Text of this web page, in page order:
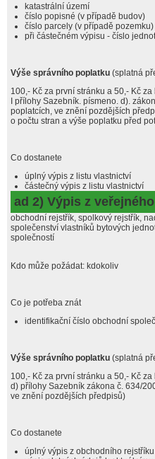
katastrální území
číslo popisné (v případě budov)
číslo parcely (v případě pozemku)
při částečném výpisu - číslo
Výše správního poplatku (splatná
100,- Kč za první stránku a 50,- Kč
I přílohy Sazebník. písmeno. d).
poplatcích, ve znění pozdějších
o počtu stran a výše poplatku před
Co dostanete
úplný výpis z listu vlastnictví
částečný výpis z listu vlastnictví
ad 2) Výpis z
obchodní rejstřík, spolkový rejstřík,
společenství vlastníků bytových
společností
Kdo může požádat: kdokoliv
Co je potřeba znát
identifikační číslo obchodní
Výše správního poplatku (splatná
100,- Kč za první stránku a 50,- Kč
d) přílohy Sazebník zákona č. 634/
ve znění pozdějších předpisů)
Co dostanete
úplný výpis z obchodního